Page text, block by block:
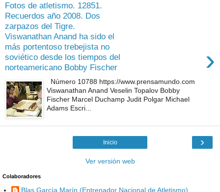
Fotos de atletismo. 12851.
Recuerdos año 2008. Dos
zarpazos del Tigre.
Viswanathan Anand ha sido el
más portentoso trebejista no
soviético desde los tiempos del
norteamericano Bobby Fischer
›
Número 10788 https://www.prensamundo.com
Viswanathan Anand Veselin Topalov Bobby
Fischer Marcel Duchamp Judit Polgar Michael
Adams Escri...
›
Inicio
Ver versión web
Colaboradores
Blas García Marín (Entrenador Nacional de Atletismo)